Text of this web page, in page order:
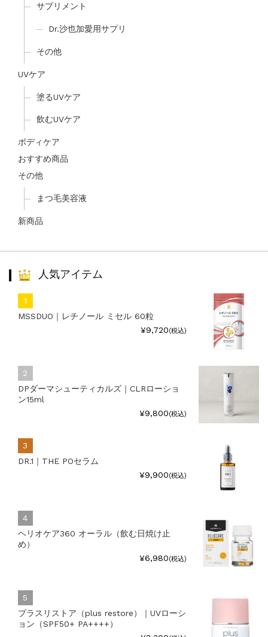
サプリメント
Dr.沙也加愛用サプリ
その他
UVケア
塗るUVケア
飲むUVケア
ボディケア
おすすめ商品
その他
まつ毛美容液
新商品
人気アイテム
MSSDUO｜レチノール ミセル 60粒
¥9,720(税込)
DPダーマシューティカルズ｜CLRローショ
ン15ml
¥9,800(税込)
DR.1｜THE POセラム
¥9,900(税込)
ヘリオケア360 オーラル（飲む日焼け止
め）
¥6,980(税込)
プラスリストア（plus restore）｜UVローシ
ョン（SPF50+ PA++++）